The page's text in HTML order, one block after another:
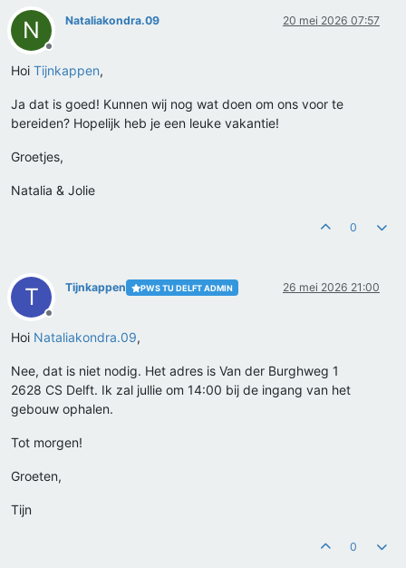
N
Offline
Nataliakondra.09 20 mei 2026 07:57
Hoi Tijnkappen,
Ja dat is goed! Kunnen wij nog wat doen om ons voor te
bereiden? Hopelijk heb je een leuke vakantie!
Groetjes,
Natalia & Jolie
0
T
Offline
Tijnkappen PWS TU DELFT ADMIN 26 mei 2026 21:00
Hoi Nataliakondra.09,
Nee, dat is niet nodig. Het adres is Van der Burghweg 1
2628 CS Delft. Ik zal jullie om 14:00 bij de ingang van het
gebouw ophalen.
Tot morgen!
Groeten,
Tijn
0